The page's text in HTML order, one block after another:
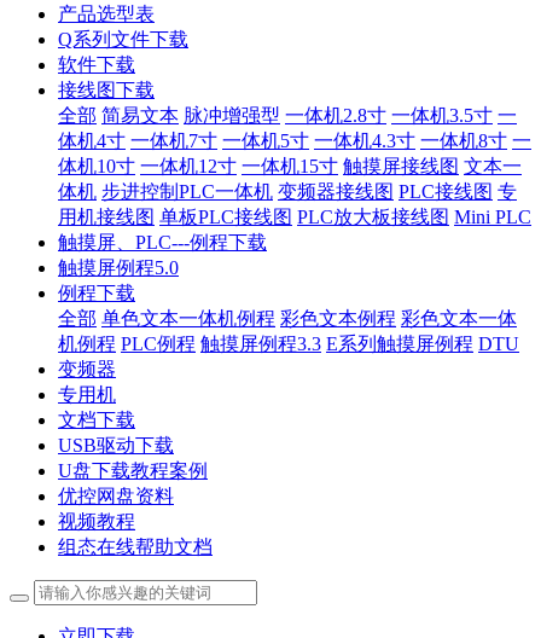
产品选型表
Q系列文件下载
软件下载
接线图下载
全部 简易文本 脉冲增强型 一体机2.8寸 一体机3.5寸 一
体机4寸 一体机7寸 一体机5寸 一体机4.3寸 一体机8寸 一
体机10寸 一体机12寸 一体机15寸 触摸屏接线图 文本一
体机 步进控制PLC一体机 变频器接线图 PLC接线图 专
用机接线图 单板PLC接线图 PLC放大板接线图 Mini PLC
触摸屏、PLC---例程下载
触摸屏例程5.0
例程下载
全部 单色文本一体机例程 彩色文本例程 彩色文本一体
机例程 PLC例程 触摸屏例程3.3 E系列触摸屏例程 DTU
变频器
专用机
文档下载
USB驱动下载
U盘下载教程案例
优控网盘资料
视频教程
组态在线帮助文档